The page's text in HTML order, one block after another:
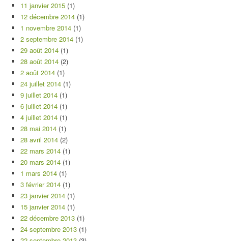
11 janvier 2015 (1)
12 décembre 2014 (1)
1 novembre 2014 (1)
2 septembre 2014 (1)
29 août 2014 (1)
28 août 2014 (2)
2 août 2014 (1)
24 juillet 2014 (1)
9 juillet 2014 (1)
6 juillet 2014 (1)
4 juillet 2014 (1)
28 mai 2014 (1)
28 avril 2014 (2)
22 mars 2014 (1)
20 mars 2014 (1)
1 mars 2014 (1)
3 février 2014 (1)
23 janvier 2014 (1)
15 janvier 2014 (1)
22 décembre 2013 (1)
24 septembre 2013 (1)